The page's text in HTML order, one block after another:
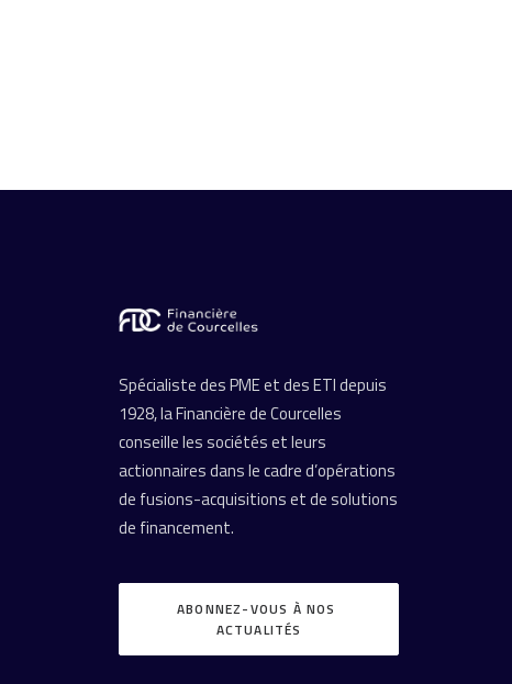
Spécialiste des PME et des ETI depuis
1928, la Financière de Courcelles
conseille les sociétés et leurs
actionnaires dans le cadre d’opérations
de fusions-acquisitions et de solutions
de financement.
ABONNEZ-VOUS À NOS
ACTUALITÉS